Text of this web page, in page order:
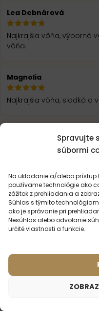
Spravujte
súbormi
Na ukladanie a/alebo
používame technológie ako
zážitok z prehliadania a
Súhlas s týmito
ako je správanie pri
Nesúhlas alebo odvolanie
určité vlastnosti a funkcie.
Lea Debnárová
Najkrajšia vôňa, výborná
vôňa.
Magnolia
Najkrajšia vôňa, sladká a
MOHLO